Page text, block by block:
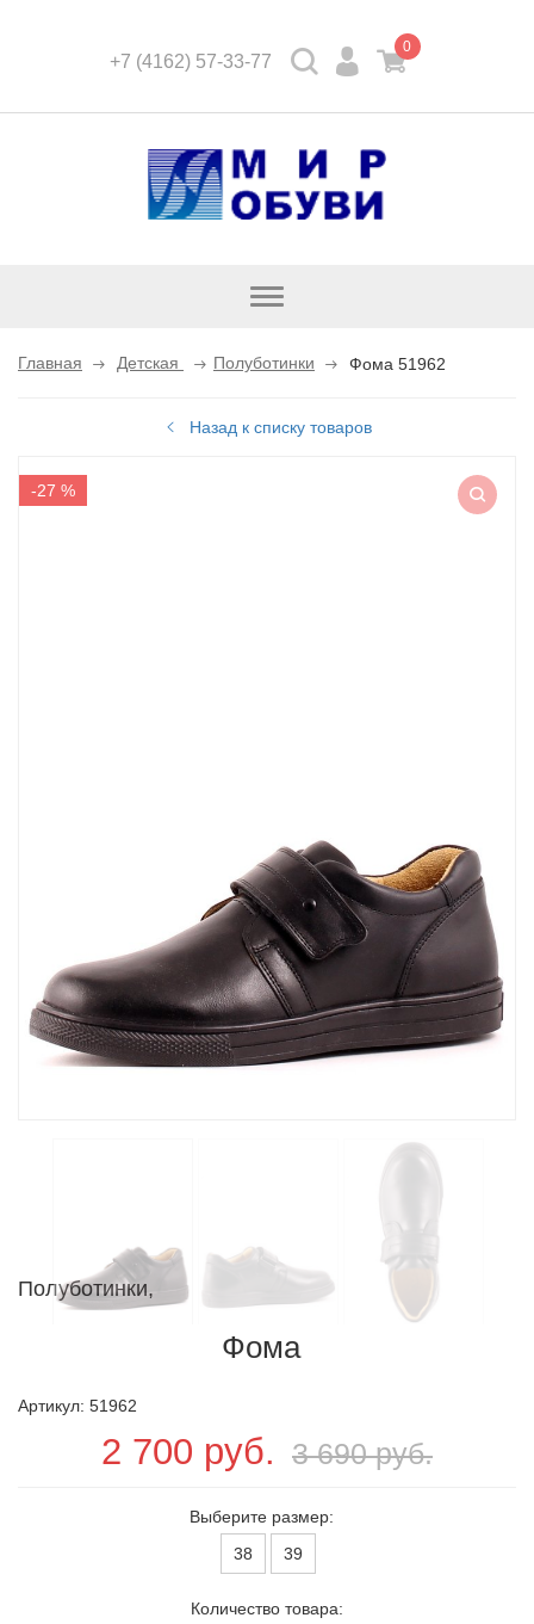
+7 (4162) 57-33-77
0
Открыть
Главная Детская Полуботинки Фома 51962
Назад к списку товаров
Полуботинки,
Фома
Артикул: 51962
2 700 руб. 3 690 руб.
Выберите размер:
38
39
Количество товара: